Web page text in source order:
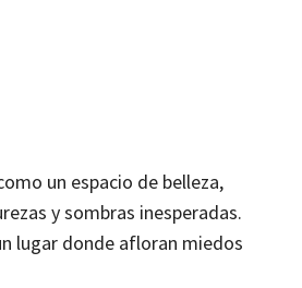
un espacio de belleza,
y sombras inesperadas.
lugar donde afloran miedos